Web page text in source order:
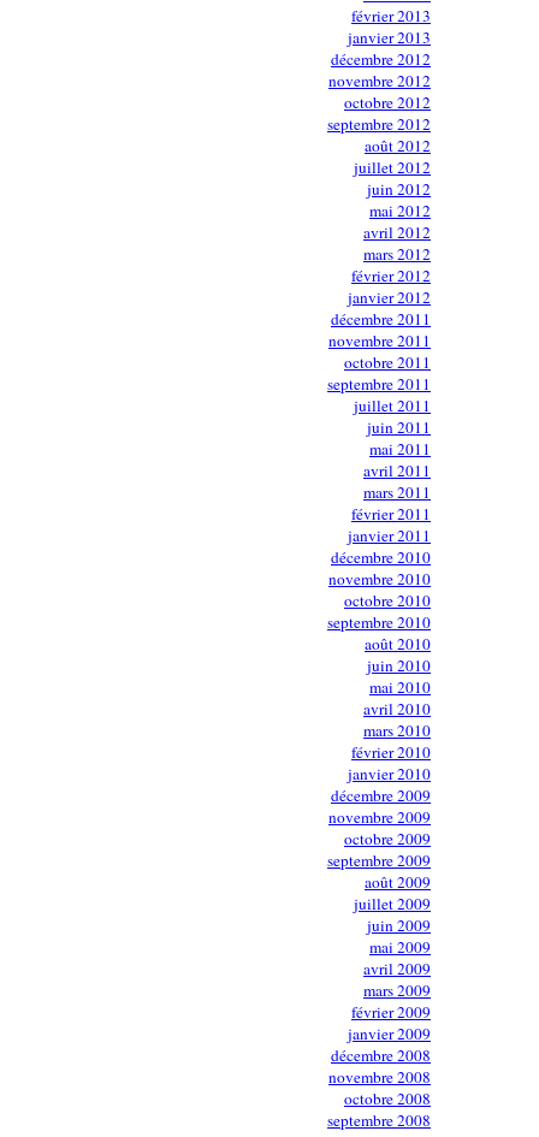
février 2013
janvier 2013
décembre 2012
novembre 2012
octobre 2012
septembre 2012
août 2012
juillet 2012
juin 2012
mai 2012
avril 2012
mars 2012
février 2012
janvier 2012
décembre 2011
novembre 2011
octobre 2011
septembre 2011
juillet 2011
juin 2011
mai 2011
avril 2011
mars 2011
février 2011
janvier 2011
décembre 2010
novembre 2010
octobre 2010
septembre 2010
août 2010
juin 2010
mai 2010
avril 2010
mars 2010
février 2010
janvier 2010
décembre 2009
novembre 2009
octobre 2009
septembre 2009
août 2009
juillet 2009
juin 2009
mai 2009
avril 2009
mars 2009
février 2009
janvier 2009
décembre 2008
novembre 2008
octobre 2008
septembre 2008